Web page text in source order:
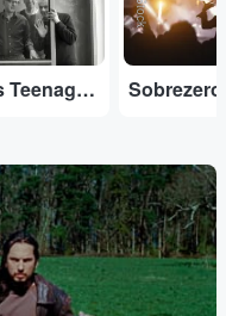
Entradas Teenage Fanclub Sobrezero